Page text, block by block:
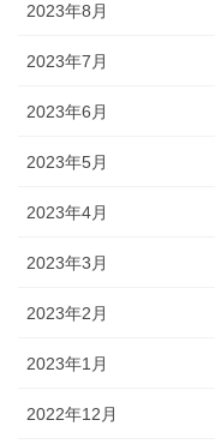
2023年8月
2023年7月
2023年6月
2023年5月
2023年4月
2023年3月
2023年2月
2023年1月
2022年12月